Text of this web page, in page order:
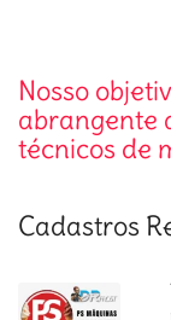
Nosso
abrangente
técnicos de
Cadastros